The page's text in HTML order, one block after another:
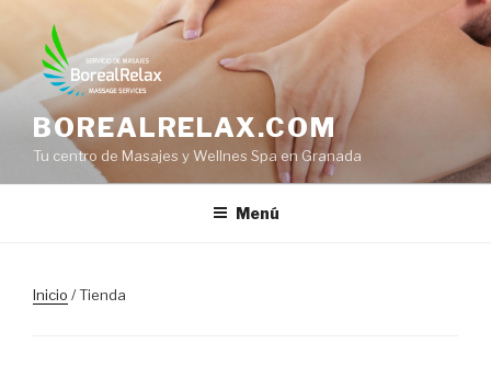
contenido
BOREALRELAX.COM
Tu centro de Masajes y Wellnes Spa en Granada
Menú
Inicio / Tienda